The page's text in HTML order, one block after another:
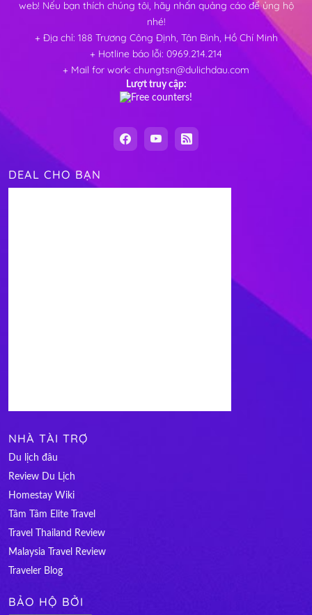
web! Nếu bạn thích chúng tôi, hãy nhấn quảng cáo để ủng hộ
nhé!
+ Địa chỉ: 188 Trương Công Định, Tân Bình, Hồ Chí Minh
+ Hotline báo lỗi: 0969.214.214
+ Mail for work: chungtsn@dulichdau.com
Lượt truy cập:
DEAL CHO BẠN
NHÀ TÀI TRỢ
Du lịch đâu
Review Du Lịch
Homestay Wiki
Tâm Tâm Elite Travel
Travel Thailand Review
Malaysia Travel Review
Traveler Blog
BẢO HỘ BỞI